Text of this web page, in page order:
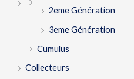
2eme Génération
3eme Génération
Cumulus
Collecteurs